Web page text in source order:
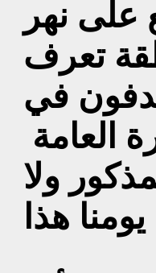
على نهر
تعرف
في
العامة
ولا